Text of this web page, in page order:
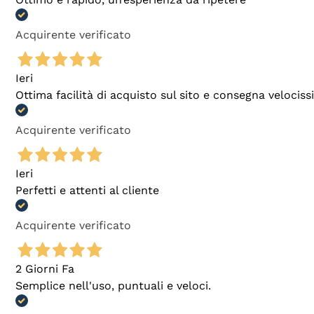
Acquirente verificato
Ieri
Ottima facilità di acquisto sul sito e consegna
Acquirente verificato
Ieri
Perfetti e attenti al cliente
Acquirente verificato
2 Giorni Fa
Semplice nell'uso, puntuali e veloci.